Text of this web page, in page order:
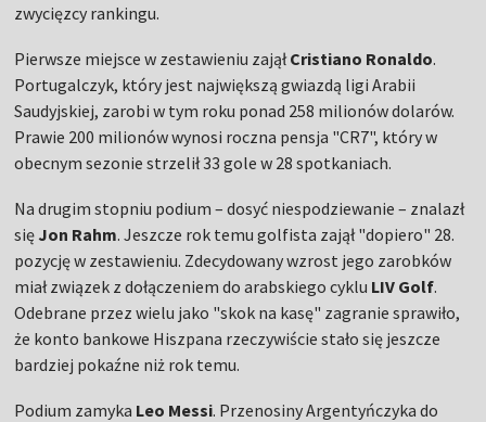
zwycięzcy rankingu.
Pierwsze miejsce w zestawieniu zająłCristiano Ronaldo.
Portugalczyk, który jest największą gwiazdą ligi Arabii
Saudyjskiej, zarobi w tym roku ponad 258 milionów dolarów.
Prawie 200 milionów wynosi roczna pensja "CR7", który w
obecnym sezonie strzelił 33 gole w 28 spotkaniach.
Na drugim stopniu podium – dosyć niespodziewanie – znalazł
się Jon Rahm. Jeszcze rok temu golfista zajął "dopiero" 28.
pozycję w zestawieniu. Zdecydowany wzrost jego zarobków
miał związek z dołączeniem do arabskiego cyklu LIV Golf.
Odebrane przez wielu jako "skok na kasę" zagranie sprawiło,
że konto bankowe Hiszpana rzeczywiście stało się jeszcze
bardziej pokaźne niż rok temu.
Podium zamyka Leo Messi. Przenosiny Argentyńczyka do